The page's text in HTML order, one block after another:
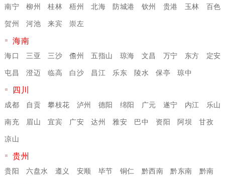
南宁 柳州 桂林 梧州 北海 防城港 钦州 贵港 玉林
百色
贺州
河池 来宾 崇左
海南
海口 三亚 三沙 儋州 五指山 琼海 文昌 万宁 东方
定安
屯昌
澄迈 临高 白沙 昌江 乐东 陵水 保亭 琼中
四川
成都 自贡 攀枝花 泸州 德阳 绵阳 广元 遂宁 内江
乐山
南充
眉山 宜宾 广安 达州 雅安 巴中 资阳 阿坝
甘孜
凉山
贵州
贵阳 六盘水 遵义 安顺 毕节 铜仁 黔西南 黔东南 黔南